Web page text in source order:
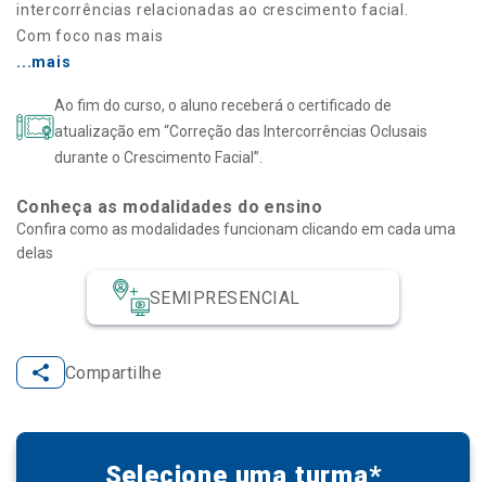
intercorrências relacionadas ao crescimento facial.
Com foco nas mais
...mais
Ao fim do curso, o aluno receberá o certificado de
atualização em “Correção das Intercorrências Oclusais
durante o Crescimento Facial”.
Conheça as modalidades do ensino
SEMIPRESENCIAL
Confira como as modalidades funcionam clicando em cada uma
delas
Compartilhe
Selecione uma turma*